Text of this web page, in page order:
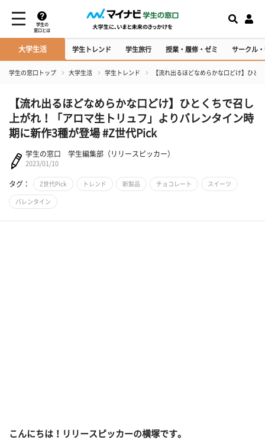
学生の
窓口とは
大学生活 学生トレンド 学生旅行 授業・履修・ゼミ サークル
学生の窓口トップ 大学生活 学生トレンド 【流れ出るほどなめらかな口どけ】ひと
【流れ出るほどなめらかな口どけ】ひとくちで召し
上がれ！「アロマ生トリュフ」よりバレンタイン時
期に新作3種が登場 #Z世代Pick
学生の窓口 学生編集部（リリースピッカー）
2023/01/10
タグ： Z世代Pick トレンド 新製品 チョコレート スイーツ
バレンタイン
こんにちは！リリースピッカーの横塚です。